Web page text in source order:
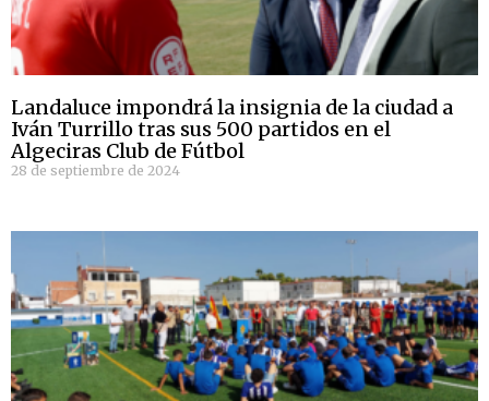
Landaluce impondrá la insignia de la ciudad a
Iván Turrillo tras sus 500 partidos en el
Algeciras Club de Fútbol
28 de septiembre de 2024